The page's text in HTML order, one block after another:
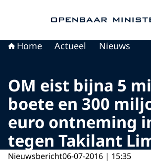
Home Actueel Nieuws
OM eist bijna 5
boete en 300
euro ontneming
tegen Takilant
Nieuwsbericht06-07-2016 | 15:35